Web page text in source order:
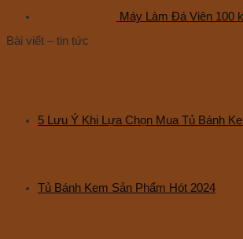
Máy Làm Đá Viên 100
Bài viết – tin tức
5 Lưu Ý Khi Lựa Chọn Mua Tủ Bánh
Tủ Bánh Kem Sản Phẩm Hót 2024